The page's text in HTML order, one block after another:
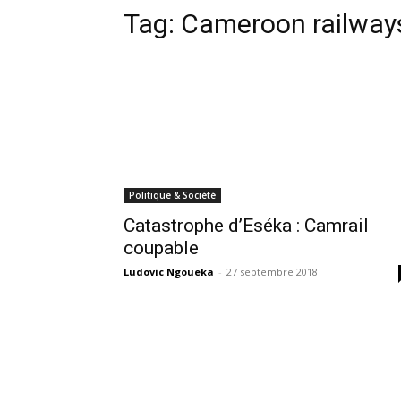
Tag: Cameroon
Politique & Société
Catastrophe d’Eséka : Camrail
coupable
Ludovic Ngoueka - 27 septembre 2018